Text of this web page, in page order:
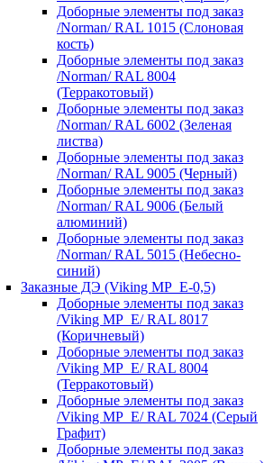
Доборные элементы под заказ
/Norman/ RAL 1015 (Слоновая
кость)
Доборные элементы под заказ
/Norman/ RAL 8004
(Терракотовый)
Доборные элементы под заказ
/Norman/ RAL 6002 (Зеленая
листва)
Доборные элементы под заказ
/Norman/ RAL 9005 (Черный)
Доборные элементы под заказ
/Norman/ RAL 9006 (Белый
алюминий)
Доборные элементы под заказ
/Norman/ RAL 5015 (Небесно-
синий)
Заказные ДЭ (Viking MP_E-0,5)
Доборные элементы под заказ
/Viking MP_E/ RAL 8017
(Коричневый)
Доборные элементы под заказ
/Viking MP_E/ RAL 8004
(Терракотовый)
Доборные элементы под заказ
/Viking MP_E/ RAL 7024 (Серый
Графит)
Доборные элементы под заказ